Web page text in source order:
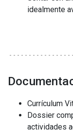
idealmente
Currículum
Dossier
actividades